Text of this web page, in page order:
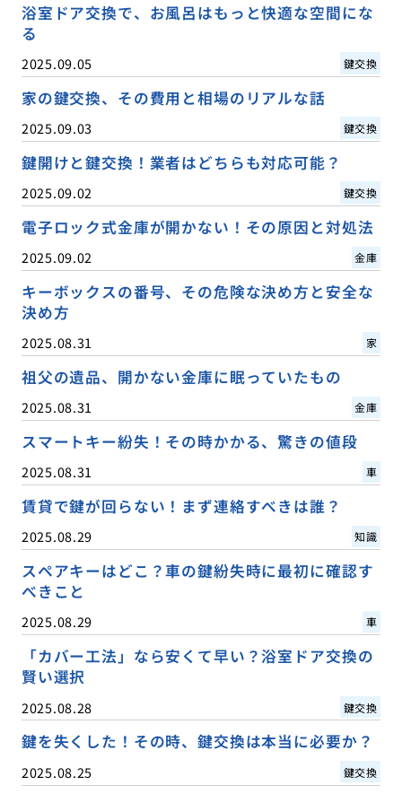
浴室ドア交換で、お風呂はもっと快適な空間にな
る
2025.09.05 鍵交換
家の鍵交換、その費用と相場のリアルな話
2025.09.03 鍵交換
鍵開けと鍵交換！業者はどちらも対応可能？
2025.09.02 鍵交換
電子ロック式金庫が開かない！その原因と対処法
2025.09.02 金庫
キーボックスの番号、その危険な決め方と安全な
決め方
2025.08.31 家
祖父の遺品、開かない金庫に眠っていたもの
2025.08.31 金庫
スマートキー紛失！その時かかる、驚きの値段
2025.08.31 車
賃貸で鍵が回らない！まず連絡すべきは誰？
2025.08.29 知識
スペアキーはどこ？車の鍵紛失時に最初に確認す
べきこと
2025.08.29 車
「カバー工法」なら安くて早い？浴室ドア交換の
賢い選択
2025.08.28 鍵交換
鍵を失くした！その時、鍵交換は本当に必要か？
2025.08.25 鍵交換